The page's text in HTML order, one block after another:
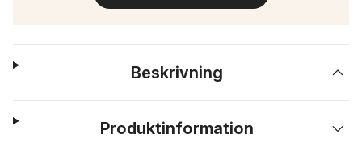
Beskrivning
Produktinformation